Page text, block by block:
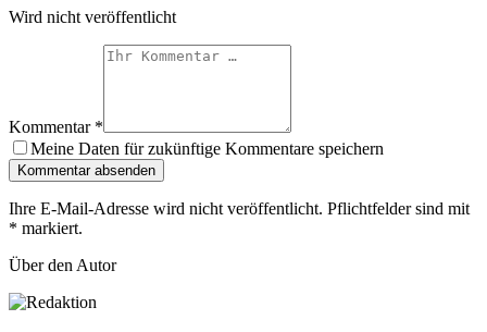
Wird nicht veröffentlicht
Kommentar *
Meine Daten für zukünftige Kommentare speichern
Kommentar absenden
Ihre E-Mail-Adresse wird nicht veröffentlicht. Pflichtfelder sind mit
* markiert.
Über den Autor